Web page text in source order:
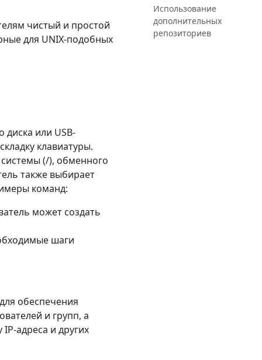
Использование
дополнительных
репозиториев
чистый и простой
для UNIX-подобных
диска или USB-
клавиатуры.
(/), обменного
также выбирает
команд:
может создать
шаги
обеспечения
и групп, а
адреса и других